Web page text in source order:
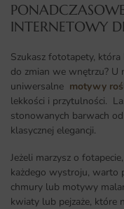
INTERNETOWY
Szukasz fototapety, która
do zmian we wnętrzu? U
uniwersalne motywy
lekkości i przytulności.
stonowanych barwach
klasycznej elegancji.
Jeżeli marzysz o
każdego wystroju, warto
chmury lub motywy
kwiaty lub pejzaże, które